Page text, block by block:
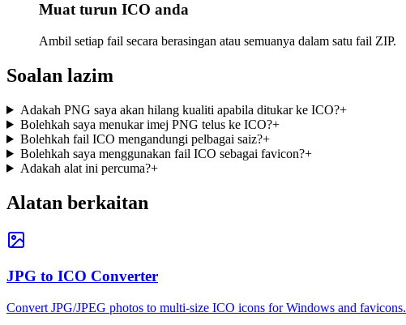
Muat turun ICO anda
Ambil setiap fail secara berasingan atau semuanya dalam satu fail ZIP.
Soalan lazim
Adakah PNG saya akan hilang kualiti apabila ditukar ke ICO?+
Bolehkah saya menukar imej PNG telus ke ICO?+
Bolehkah fail ICO mengandungi pelbagai saiz?+
Bolehkah saya menggunakan fail ICO sebagai favicon?+
Adakah alat ini percuma?+
Alatan berkaitan
JPG to ICO Converter
Convert JPG/JPEG photos to multi-size ICO icons for Windows and favicons.